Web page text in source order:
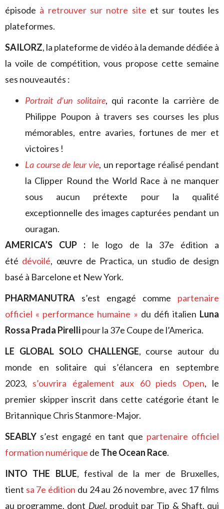
épisode à retrouver sur notre site et sur toutes les
plateformes.
SAILORZ, la plateforme de vidéo à la demande dédiée à
la voile de compétition, vous propose cette semaine
ses nouveautés :
Portrait d’un solitaire, qui raconte la carrière de
Philippe Poupon à travers ses courses les plus
mémorables, entre avaries, fortunes de mer et
victoires !
La course de leur vie, un reportage réalisé pendant
la Clipper Round the World Race à ne manquer
sous aucun prétexte pour la qualité
exceptionnelle des images capturées pendant un
ouragan.
AMERICA’S CUP : le logo de la 37e édition a
été dévoilé, œuvre de Practica, un studio de design
basé à Barcelone et New York.
PHARMANUTRA s’est engagé comme partenaire
officiel « performance humaine » du défi italien Luna
Rossa Prada Pirellipour la 37e Coupe de l’America.
LE GLOBAL SOLO CHALLENGE, course autour du
monde en solitaire qui s’élancera en septembre
2023, s’ouvrira également aux 60 pieds Open, le
premier skipper inscrit dans cette catégorie étant le
Britannique Chris Stanmore-Major.
SEABLY s’est engagé en tant que partenaire officiel
formation numérique de The Ocean Race.
INTO THE BLUE, festival de la mer de Bruxelles,
tient sa 7e édition du 24 au 26 novembre, avec 17 films
au programme, dont Duel, produit par Tip & Shaft, qui